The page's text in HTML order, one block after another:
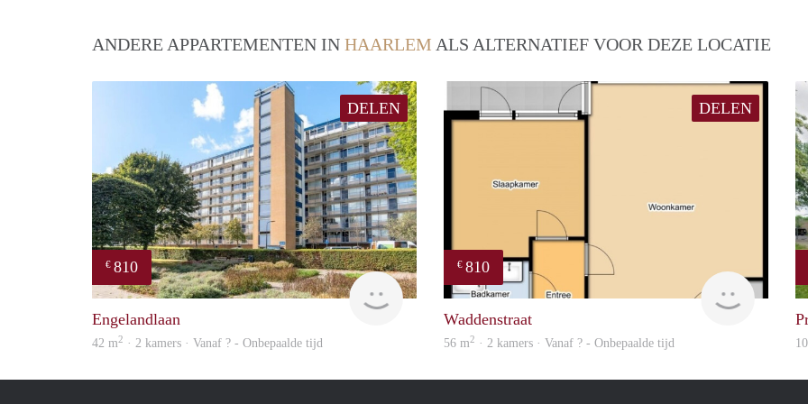
ANDERE APPARTEMENTEN IN HAARLEM ALS ALTERNATIEF VOOR DEZE LOCATIE
DELEN
€ 810
Woning
Engelandlaan
42 m2 · 2 kamers · Vanaf ? - Onbepaalde tijd
DELEN
€ 810
Woning
Waddenstraat
56 m2 · 2 kamers · Vanaf ? - Onbepaalde tijd